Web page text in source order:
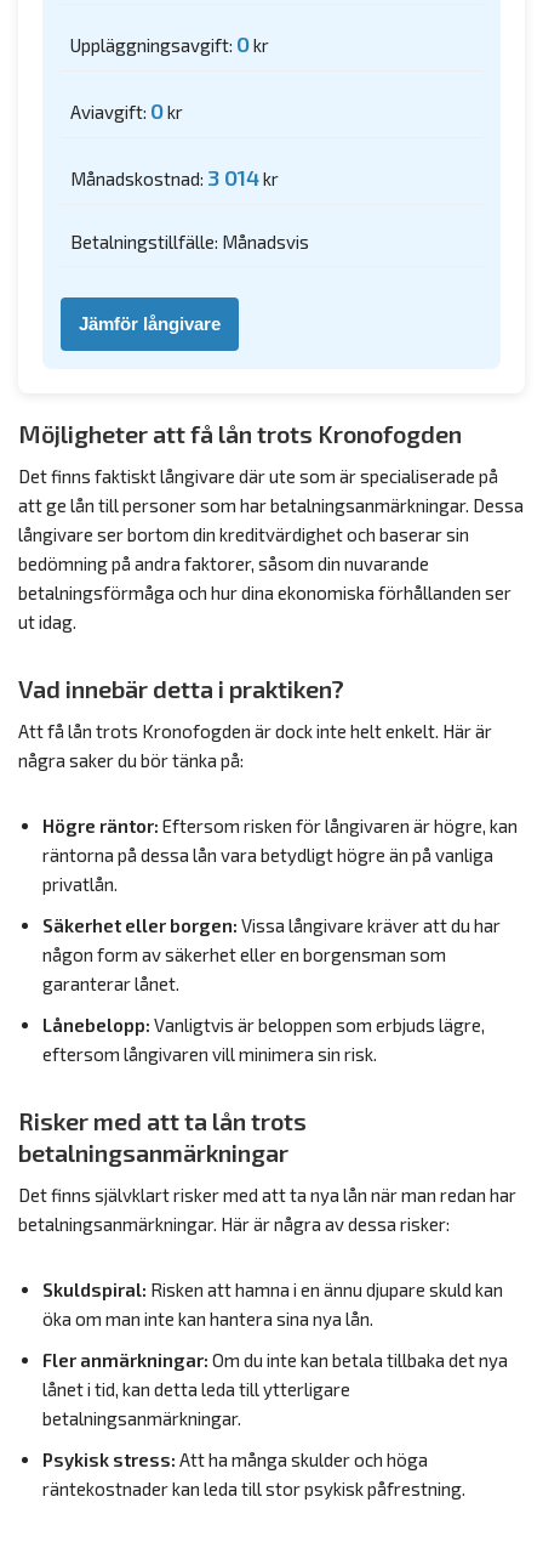
Uppläggningsavgift: 0kr
Aviavgift: 0kr
Månadskostnad: 3 014kr
Betalningstillfälle: Månadsvis
Jämför långivare
Möjligheter att få lån trots Kronofogden
Det finns faktiskt långivare där ute som är specialiserade på
att ge lån till personer som har betalningsanmärkningar. Dessa
långivare ser bortom din kreditvärdighet och baserar sin
bedömning på andra faktorer, såsom din nuvarande
betalningsförmåga och hur dina ekonomiska förhållanden ser
ut idag.
Vad innebär detta i praktiken?
Att få lån trots Kronofogden är dock inte helt enkelt. Här är
några saker du bör tänka på:
Högre räntor: Eftersom risken för långivaren är högre, kan
räntorna på dessa lån vara betydligt högre än på vanliga
privatlån.
Säkerhet eller borgen: Vissa långivare kräver att du har
någon form av säkerhet eller en borgensman som
garanterar lånet.
Lånebelopp: Vanligtvis är beloppen som erbjuds lägre,
eftersom långivaren vill minimera sin risk.
Risker med att ta lån trots
betalningsanmärkningar
Det finns självklart risker med att ta nya lån när man redan har
betalningsanmärkningar. Här är några av dessa risker:
Skuldspiral: Risken att hamna i en ännu djupare skuld kan
öka om man inte kan hantera sina nya lån.
Fler anmärkningar: Om du inte kan betala tillbaka det nya
lånet i tid, kan detta leda till ytterligare
betalningsanmärkningar.
Psykisk stress: Att ha många skulder och höga
räntekostnader kan leda till stor psykisk påfrestning.